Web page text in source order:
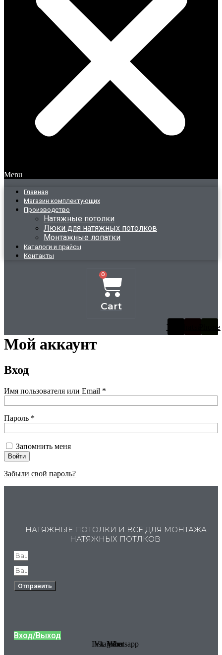
Menu
Главная
Магазин комплектующих
Производство
Натяжные потолки
Люки для натяжных потолков
Монтажные лопатки
Каталоги и прайсы
Контакты
0
Cart
Viber Phone
Мой аккаунт
Вход
Имя пользователя или Email *
Пароль *
Запомнить меня
Войти
Забыли свой пароль?
НАТЯЖНЫЕ ПОТОЛКИ И ВСЁ ДЛЯ МОНТАЖА
НАТЯЖНЫХ ПОТЛКОВ
Отправить
Вход/Выход
Vk
Instagram
Viber
Whatsapp